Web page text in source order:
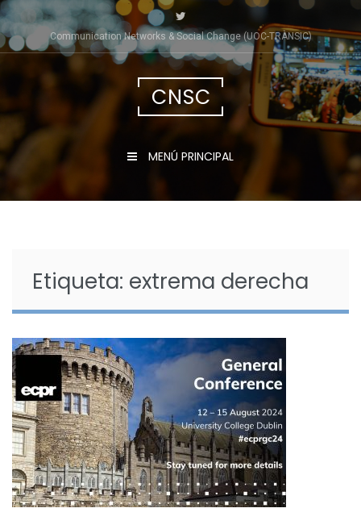
Saltar
al
contenido
Communication Networks & Social Change (UOC-TRÀNSIC)
CNSC
MENÚ PRINCIPAL
Etiqueta: extrema derecha